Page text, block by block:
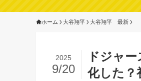
ホーム 大谷翔平 大谷翔平 最新
ドジャ
化した？
2025
9/20